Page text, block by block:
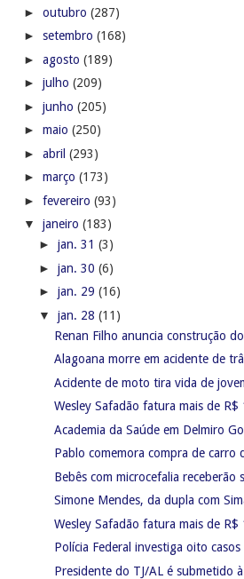
► outubro (287)
► setembro (168)
► agosto (189)
► julho (209)
► junho (205)
► maio (250)
► abril (293)
► março (173)
► fevereiro (93)
▼ janeiro (183)
► jan. 31 (3)
► jan. 30 (6)
► jan. 29 (16)
▼ jan. 28 (11)
Renan Filho anuncia construção
Alagoana morre em acidente de
Acidente de moto tira vida de
Wesley Safadão fatura mais de R$
Academia da Saúde em Delmiro
Pablo comemora compra de carro
Bebês com microcefalia receberão
Simone Mendes, da dupla com
Wesley Safadão fatura mais de R$
Polícia Federal investiga oito
Presidente do TJ/AL é submetido